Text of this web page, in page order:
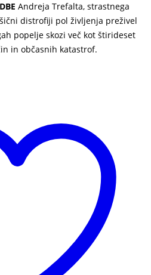
Andreja Trefalta, strastnega
distrofiji pol življenja preživel
popelje skozi več kot štirideset
in občasnih katastrof.